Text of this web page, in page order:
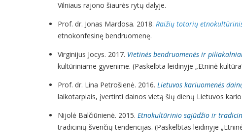
Vilniaus rajono šiaurės rytų dalyje.
Prof. dr. Jonas Mardosa. 2018. Raižių totorių
etnokonfesinę bendruomenę.
Virginijus Jocys. 2017. Vietinės bendruomenės ir
kultūriniame gyvenime. (Paskelbta leidinyje „Etninė
Prof. dr. Lina Petrošienė. 2016. Lietuvos kariuomenės
laikotarpiais, įvertinti dainos vietą šių dienų Lietuvos
Nijolė Balčiūnienė. 2015. Etnokultūrinio sąjūdžio ir
tradicinių švenčių tendencijas. (Paskelbtas leidinyje